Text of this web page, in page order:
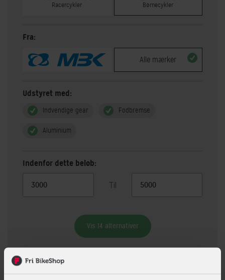
Racercykler Børnecykler
Fra:
Alle mærker
Udstyret med:
Indvendige gear Fodbremse
Aluminium
Indenfor dette beløb:
Til
Vis 14 alternativer
Beskrivelse